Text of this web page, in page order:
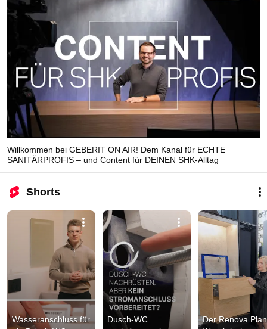
Willkommen bei GEBERIT ON AIR! Dem Kanal für ECHTE
SANITÄRPROFIS – und Content für DEINEN SHK-Alltag
Shorts
Wasseranschluss für
Dusch-WC
Der Renova Plan